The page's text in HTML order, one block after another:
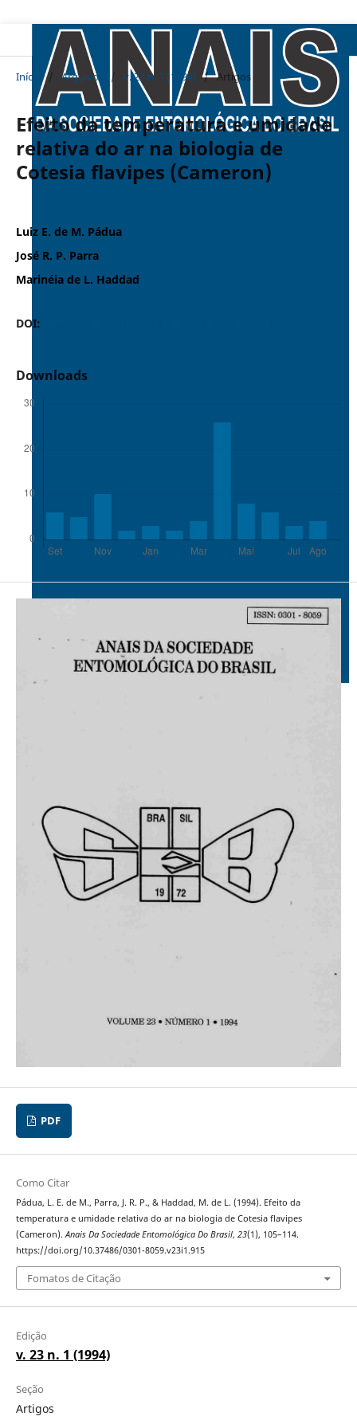
Início / Arquivos / v. 23 n. 1 (1994) / Artigos
Efeito da temperatura e umidade
relativa do ar na biologia de
Cotesia flavipes (Cameron)
Luiz E. de M. Pádua
José R. P. Parra
Marinéia de L. Haddad
DOI:
Downloads
PDF
Como Citar
Pádua, L. E. de M., Parra, J. R. P., & Haddad, M. de L. (1994). Efeito da
temperatura e umidade relativa do ar na biologia de Cotesia flavipes
(Cameron).Anais Da Sociedade Entomológica Do Brasil, 23(1), 105–114.
https://doi.org/10.37486/0301-8059.v23i1.915
Fomatos de Citação
Edição
v. 23 n. 1 (1994)
Seção
Artigos